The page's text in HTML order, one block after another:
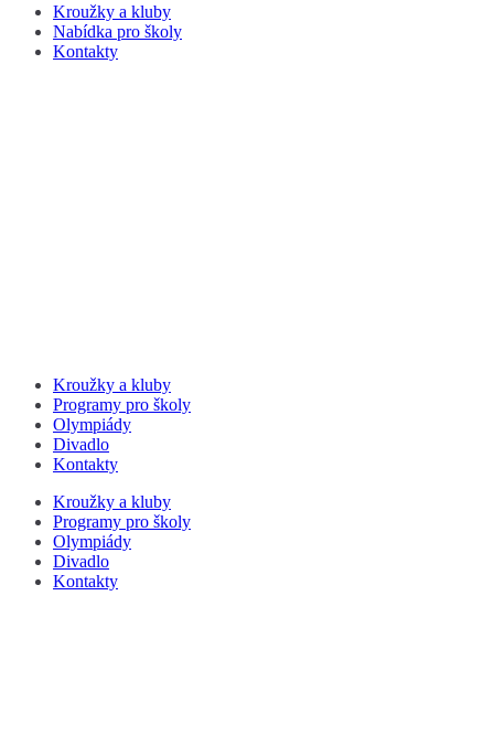
Kroužky a kluby
Nabídka pro školy
Kontakty
Kroužky a kluby
Programy pro školy
Olympiády
Divadlo
Kontakty
Kroužky a kluby
Programy pro školy
Olympiády
Divadlo
Kontakty